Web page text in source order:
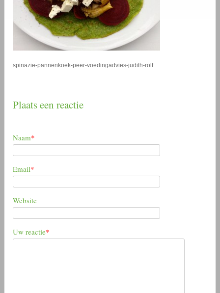
spinazie-pannenkoek-peer-voedingadvies-judith-rolf
Plaats een reactie
Naam*
Email*
Website
Uw reactie*